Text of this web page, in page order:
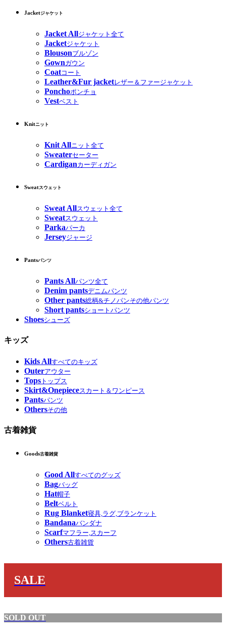
Jacketジャケット
Jacket Allジャケット全て
Jacketジャケット
Blousonブルゾン
Gownガウン
Coatコート
Leather&Fur jacketレザー＆ファージャケット
Ponchoポンチョ
Vestベスト
Knitニット
Knit Allニット全て
Sweaterセーター
Cardiganカーディガン
Sweatスウェット
Sweat Allスウェット全て
Sweatスウェット
Parkaパーカ
Jerseyジャージ
Pantsパンツ
Pants Allパンツ全て
Denim pantsデニムパンツ
Other pants総柄&チノパンその他パンツ
Short pantsショートパンツ
Shoesシューズ
キッズ
Kids Allすべてのキッズ
Outerアウター
Tops トップス
Skirt&Onepieceスカート＆ワンピース
Pantsパンツ
Othersその他
古着雑貨
Goods古着雑貨
Good Allすべてのグッズ
Bagバッグ
Hat帽子
Beltベルト
Rug Blanket寝具,ラグ,ブランケット
Bandanaバンダナ
Scarfマフラー,スカーフ
Others古着雑貨
SALE
SOLD OUT